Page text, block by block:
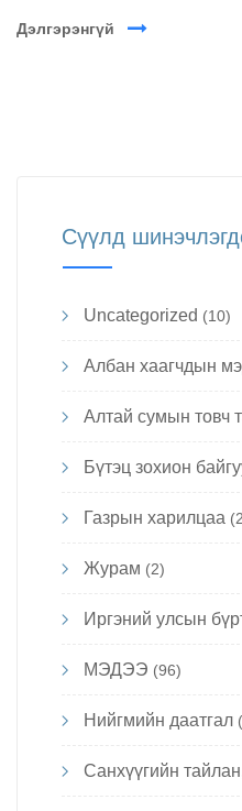
Дэлгэрэнгүй
Сүүлд
Uncategorized (10)
Албан хаагчдын
Алтай сумын товч
Бүтэц зохион
Газрын харилцаа
Журам (2)
Иргэний улсын
МЭДЭЭ (96)
Нийгмийн даатгал
Санхүүгийн